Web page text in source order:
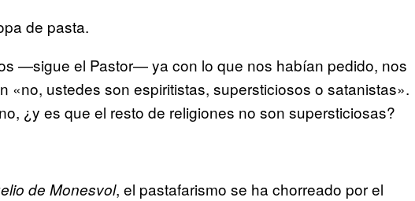
de pasta.
—sigue el Pastor— ya con lo que nos habían pedido, nos
«no, ustedes son espiritistas, supersticiosos o satanistas».
¿y es que el resto de religiones no son supersticiosas?
de Monesvol, el pastafarismo se ha chorreado por el